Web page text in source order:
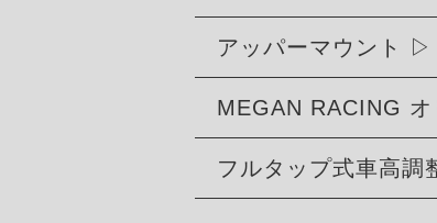
アッパーマウント
MEGAN RACING
フルタップ式車高調